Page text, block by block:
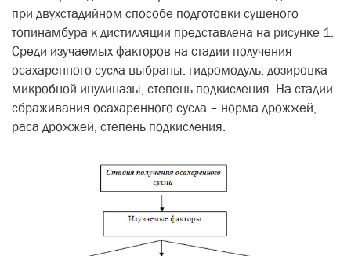
при двухстадийном способе подготовки сушеного
топинамбура к дистилляции представлена на рисунке 1.
Среди изучаемых факторов на стадии получения
осахаренного сусла выбраны: гидромодуль, дозировка
микробной инулиназы, степень подкисления. На стадии
сбраживания осахаренного сусла – норма дрожжей,
раса дрожжей, степень подкисления.